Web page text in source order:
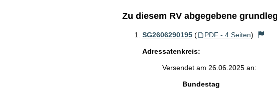
Zu diesem RV abgegebene
SG2606290195 ( PDF - 4 Seiten)
Adressatenkreis:
Versendet am 26.06.2025 an:
Bundestag